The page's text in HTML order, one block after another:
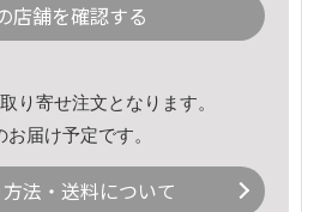
店舗を確認する
り寄せ注文となります。
届け予定です。
法・送料について